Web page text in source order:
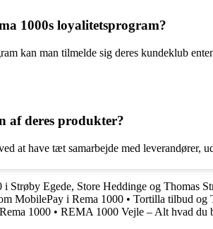
1000s loyalitetsprogram?
kan man tilmelde sig deres kundeklub
af deres produkter?
at have tæt samarbejde med
i Strøby Egede, Store Heddinge og Thomas
MobilePay i Rema 1000 • Tortilla tilbud og
1000 • REMA 1000 Vejle – Alt hvad du